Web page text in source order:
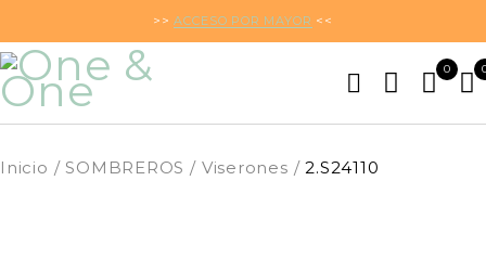
>>ACCESO POR MAYOR <<
0
Inicio / SOMBREROS / Viserones / 2.S24110